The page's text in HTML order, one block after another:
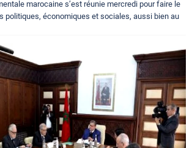
marocaine s’est réunie mercredi pour faire le
politiques, économiques et sociales, aussi bien au